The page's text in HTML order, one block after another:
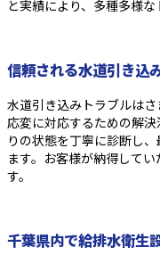
と実績により、多種多様な
信頼される水道引き込
水道引き込みトラブルは
応変に対応するための解
りの状態を丁寧に診断し
ます。お客様が納得して
す。
千葉県内で給排水衛生